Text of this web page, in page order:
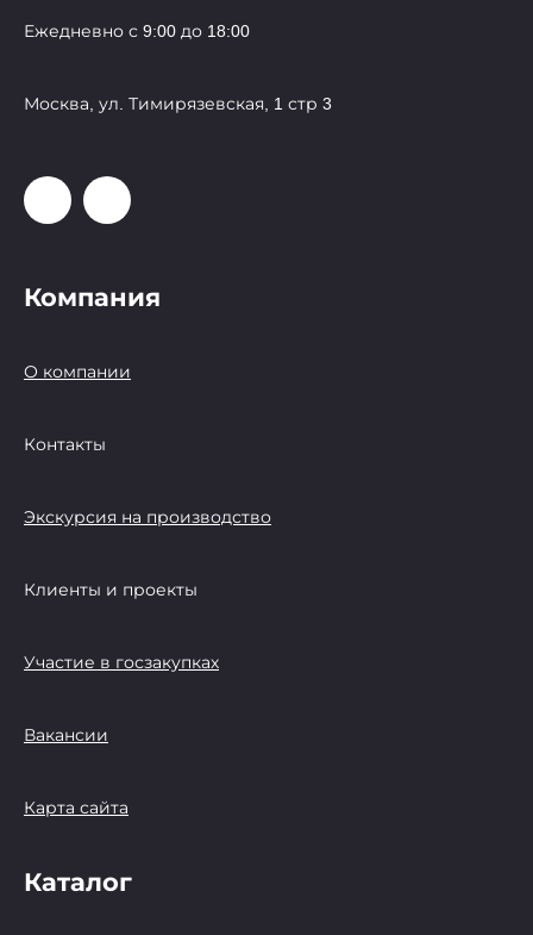
Ежедневно с 9:00 до 18:00
Москва, ул. Тимирязевская, 1 стр 3
Компания
О компании
Контакты
Экскурсия на производство
Клиенты и проекты
Участие в госзакупках
Вакансии
Карта сайта
Каталог